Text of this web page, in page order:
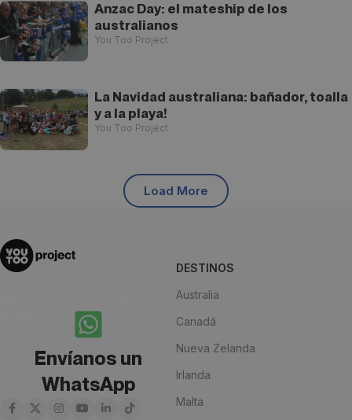
Anzac Day: el mateship de los
australianos
You Too Project
La Navidad australiana: bañador, toalla
y a la playa!
You Too Project
Load More
¡Anímate y escríbenos!
Envíanos un
WhatsApp
DESTINOS
Australia
Canadá
Nueva Zelanda
Irlanda
Malta